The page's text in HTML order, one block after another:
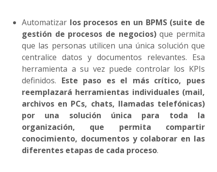
Automatizar los procesos en un BPMS (suite de
gestión de procesos de negocios)que permita
que las personas utilicen una única solución que
centralice datos y documentos relevantes. Esa
herramienta a su vez puede controlar los KPIs
definidos. Este paso es el más crítico, pues
reemplazará herramientas individuales (mail,
archivos en PCs, chats, llamadas telefónicas)
por una solución única para toda la
organización, que permita compartir
conocimiento, documentos y colaborar en las
diferentes etapas de cada proceso.